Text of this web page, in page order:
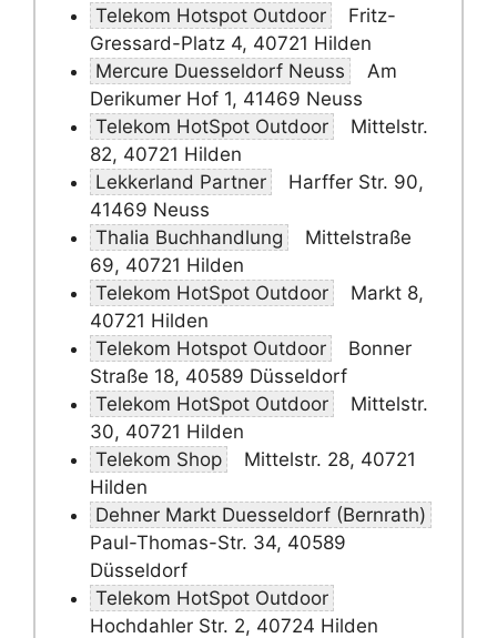
Telekom Hotspot Outdoor
Fritz-
Gressard-Platz 4, 40721 Hilden
Mercure Duesseldorf Neuss
Am
Derikumer Hof 1, 41469 Neuss
Telekom HotSpot Outdoor
Mittelstr.
82, 40721 Hilden
Lekkerland Partner
Harffer Str. 90,
41469 Neuss
Thalia Buchhandlung
Mittelstraße
69, 40721 Hilden
Telekom HotSpot Outdoor
Markt 8,
40721 Hilden
Telekom Hotspot Outdoor
Bonner
Straße 18, 40589 Düsseldorf
Telekom HotSpot Outdoor
Mittelstr.
30, 40721 Hilden
Telekom Shop
Mittelstr. 28, 40721
Hilden
Dehner Markt Duesseldorf (Bernrath)
Paul-Thomas-Str. 34, 40589
Düsseldorf
Telekom HotSpot Outdoor
Hochdahler Str. 2, 40724 Hilden